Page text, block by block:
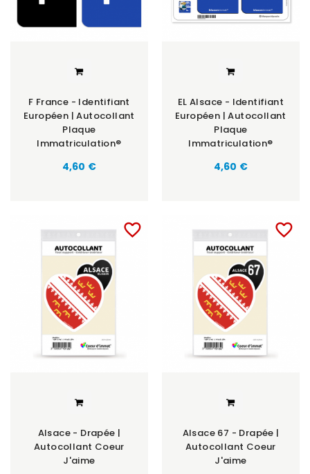
F France - Identifiant
Européen | Autocollant
Plaque
Immatriculation®
Prix
4,60 €
EL Alsace - Identifiant
Européen | Autocollant
Plaque
Immatriculation®
Prix
4,60 €
favorite_border
Alsace - Drapée |
Autocollant Coeur
J'aime
favorite_border
Alsace 67 - Drapée |
Autocollant Coeur
J'aime